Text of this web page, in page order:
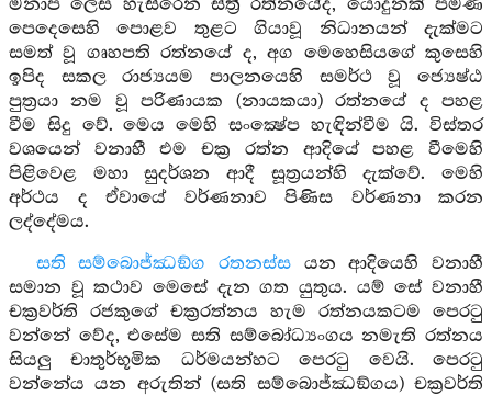
මනාප ලෙස හැසිරෙන ස්ත්‍රී රත්නයේද, යොදුනක් පමණ
පෙදෙසෙහි පොළව තුළට ගියාවූ නිධානයන් දැක්මට
සමත් වූ ගෘහපති රත්නයේ ද, අග මෙහෙසියගේ කුසෙහි
ඉපිද සකල රාජ්‍යයම පාලනයෙහි සමර්ථ වූ ජ්‍යෙෂ්ඨ
පුත්‍රයා නම වූ පරිණායක (නායකයා) රත්නයේ ද පහළ
වීම සිදු වේ. මෙය මෙහි සංක්‍ෂේප හැඳින්වීම යි. විස්තර
වශයෙන් වනාහී එම චක්‍ර රත්න ආදියේ පහළ වීමෙහි
පිළිවෙළ මහා සුදර්ශන ආදී සූත්‍රයන්හි දැක්වේ. මෙහි
අර්ථය ද ඒවායේ වර්ණනාව පිණිස වර්ණනා කරන
ලද්දේමය.
සති සම්බොජ්ඣඞ්ග රතනස්සයන ආදියෙහි වනාහී
සමාන වූ කථාව මෙසේ දැන ගත යුතුය. යම් සේ වනාහී
චක්‍රවර්ති රජකුගේ චක්‍රරත්නය හැම රත්නයකටම පෙරටු
වන්නේ වේද, එසේම සති සම්බෝධ්‍යංගය නමැති රත්නය
සියලු චාතුර්භූමික ධර්මයන්හට පෙරටු වෙයි. පෙරටු
වන්නේය යන අරුතින් (සති සම්බොජ්ඣඞ්ගය) චක්‍රවර්ති